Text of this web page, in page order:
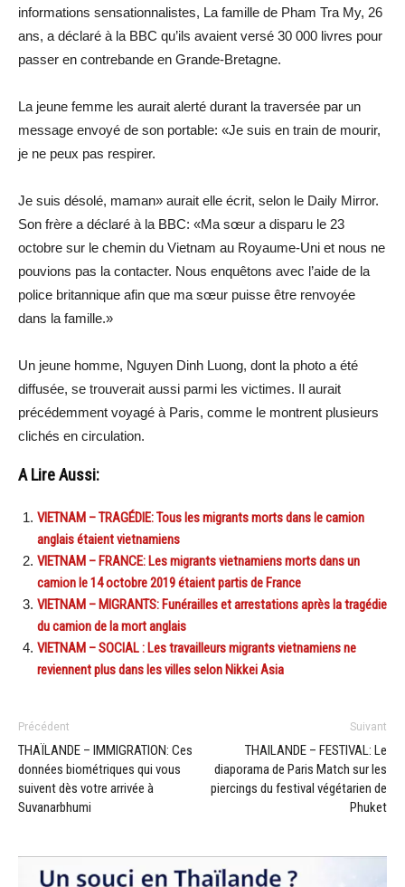
informations sensationnalistes, La famille de Pham Tra My, 26
ans, a déclaré à la BBC qu’ils avaient versé 30 000 livres pour
passer en contrebande en Grande-Bretagne.
La jeune femme les aurait alerté durant la traversée par un
message envoyé de son portable: «Je suis en train de mourir,
je ne peux pas respirer.
Je suis désolé, maman» aurait elle écrit, selon le Daily Mirror.
Son frère a déclaré à la BBC: «Ma sœur a disparu le 23
octobre sur le chemin du Vietnam au Royaume-Uni et nous ne
pouvions pas la contacter. Nous enquêtons avec l’aide de la
police britannique afin que ma sœur puisse être renvoyée
dans la famille.»
Un jeune homme, Nguyen Dinh Luong, dont la photo a été
diffusée, se trouverait aussi parmi les victimes. Il aurait
précédemment voyagé à Paris, comme le montrent plusieurs
clichés en circulation.
A Lire Aussi:
VIETNAM – TRAGÉDIE: Tous les migrants morts dans le camion
anglais étaient vietnamiens
VIETNAM – FRANCE: Les migrants vietnamiens morts dans un
camion le 14 octobre 2019 étaient partis de France
VIETNAM – MIGRANTS: Funérailles et arrestations après la tragédie
du camion de la mort anglais
VIETNAM – SOCIAL : Les travailleurs migrants vietnamiens ne
reviennent plus dans les villes selon Nikkei Asia
Précédent
THAÏLANDE – IMMIGRATION: Ces
données biométriques qui vous
suivent dès votre arrivée à
Suvanarbhumi
Suivant
THAILANDE – FESTIVAL: Le
diaporama de Paris Match sur les
piercings du festival végétarien de
Phuket